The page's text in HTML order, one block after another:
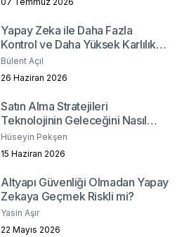
Yapay Zeka ile Daha Fazla
Kontrol ve Daha Yüksek Karlılık
Mümkün mü?
Bülent Açıl
26 Haziran 2026
Satın Alma Stratejileri
Teknolojinin Geleceğini Nasıl
Şekillendiriyor?
Hüseyin Pekşen
15 Haziran 2026
Altyapı Güvenliği Olmadan Yapay
Zekaya Geçmek Riskli mi?
Yasin Aşır
22 Mayıs 2026